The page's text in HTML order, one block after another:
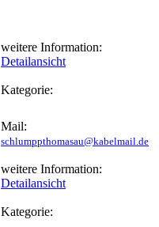
weitere Information:
Detailansicht
Kategorie:
Mail:
schlumppthomasau@kabelmail.de
weitere Information:
Detailansicht
Kategorie: